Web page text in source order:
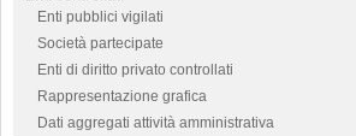
Enti pubblici vigilati
Società partecipate
Enti di diritto privato controllati
Rappresentazione grafica
Dati aggregati attività amministrativa